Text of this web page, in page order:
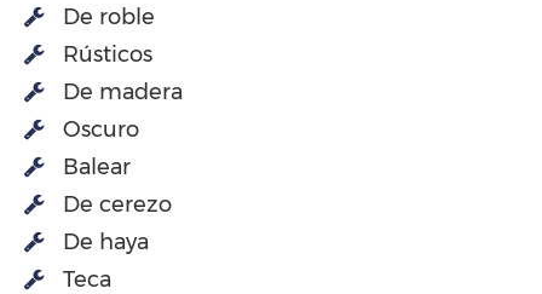
De roble
Rústicos
De madera
Oscuro
Balear
De cerezo
De haya
Teca